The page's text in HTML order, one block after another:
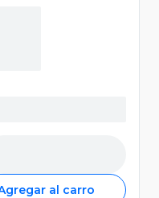
al carro